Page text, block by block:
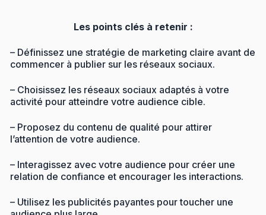
Les points clés à retenir :
– Définissez une stratégie de marketing claire avant de
commencer à publier sur les réseaux sociaux.
– Choisissez les réseaux sociaux adaptés à votre
activité pour atteindre votre audience cible.
– Proposez du contenu de qualité pour attirer
l’attention de votre audience.
– Interagissez avec votre audience pour créer une
relation de confiance et encourager les interactions.
– Utilisez les publicités payantes pour toucher une